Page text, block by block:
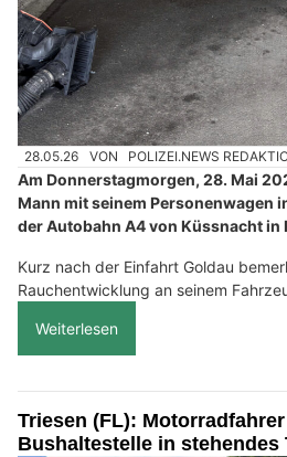
28.05.26 VON POLIZEI.NEWS
Am Donnerstagmorgen, 28. Mai
Mann mit seinem Personenwagen
der Autobahn A4 von Küssnacht in
Kurz nach der Einfahrt Goldau
Rauchentwicklung an seinem
Weiterlesen
Triesen (FL):
Bushaltestelle in stehendes